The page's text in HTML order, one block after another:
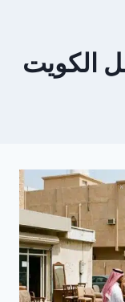
الكويت